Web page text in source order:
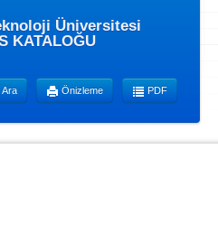
Üniversitesi
KATALOĞU
Ara Önizleme PDF